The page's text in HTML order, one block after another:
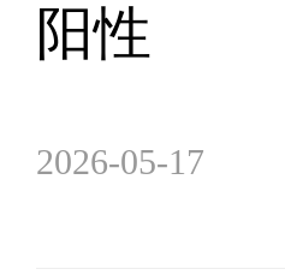
阳性
2026-05-17